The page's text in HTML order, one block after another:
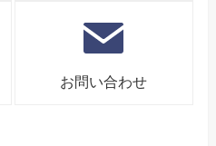
お問い合わせ